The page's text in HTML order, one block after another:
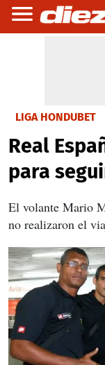
LIGA HONDUBET
Real
para
El volante Mario
no realizaron el